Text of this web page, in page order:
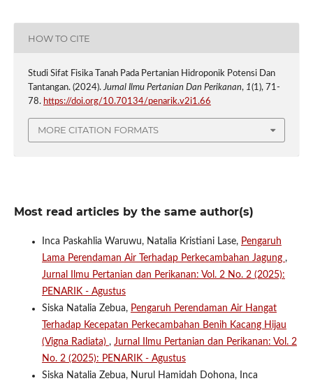
HOW TO CITE
Studi Sifat Fisika Tanah Pada Pertanian Hidroponik Potensi Dan
Tantangan. (2024).Jurnal Ilmu Pertanian Dan Perikanan, 1(1), 71-
78. https://doi.org/10.70134/penarik.v2i1.66
MORE CITATION FORMATS
Most read articles by the same author(s)
Inca Paskahlia Waruwu, Natalia Kristiani Lase, Pengaruh
Lama Perendaman Air Terhadap Perkecambahan Jagung ,
Jurnal Ilmu Pertanian dan Perikanan: Vol. 2 No. 2 (2025):
PENARIK - Agustus
Siska Natalia Zebua, Pengaruh Perendaman Air Hangat
Terhadap Kecepatan Perkecambahan Benih Kacang Hijau
(Vigna Radiata) , Jurnal Ilmu Pertanian dan Perikanan: Vol. 2
No. 2 (2025): PENARIK - Agustus
Siska Natalia Zebua, Nurul Hamidah Dohona, Inca